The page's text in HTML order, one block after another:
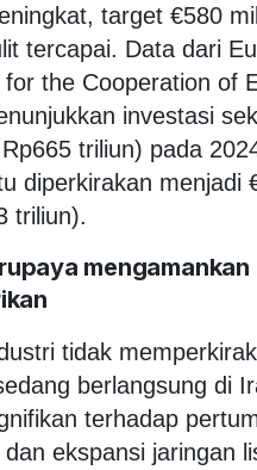
target €580
tercapai. Data dari
for the Cooperation of
investasi
triliun) pada
diperkirakan menjadi
triliun).
mengamankan
tidak
berlangsung di
terhadap
ekspansi jaringan